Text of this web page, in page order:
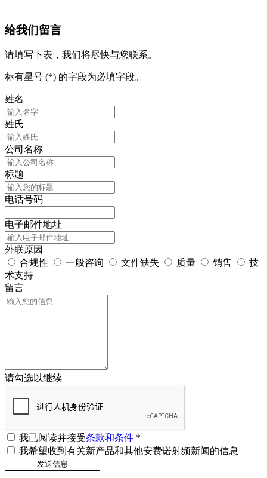
给我们留言
请填写下表，我们将尽快与您联系。
标有星号 (*) 的字段为必填字段。
姓名
姓氏
公司名称
标题
电话号码
电子邮件地址
外联原因
合规性
一般咨询 文件缺失 质量 销售
技
术支持
留言
请勾选以继续
我已阅读并接受条款和条件 *
我希望收到有关新产品和其他安费诺射频新闻的信息